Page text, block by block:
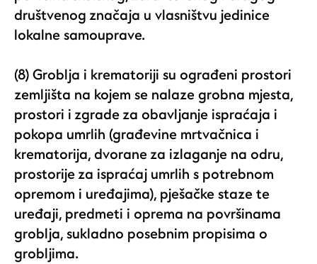
društvenog značaja u vlasništvu jedinice
lokalne samouprave.
(8) Groblja i krematoriji su ograđeni prostori
zemljišta na kojem se nalaze grobna mjesta,
prostori i zgrade za obavljanje ispraćaja i
pokopa umrlih (građevine mrtvačnica i
krematorija, dvorane za izlaganje na odru,
prostorije za ispraćaj umrlih s potrebnom
opremom i uređajima), pješačke staze te
uređaji, predmeti i oprema na površinama
groblja, sukladno posebnim propisima o
grobljima.